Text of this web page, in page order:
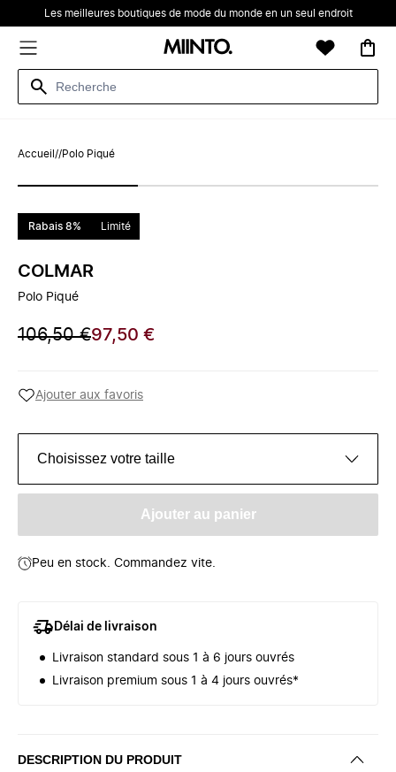
Les meilleures boutiques de mode du monde en un seul endroit
Accueil //Polo Piqué
Rabais 8% Limité
COLMAR
Polo Piqué
106,50 €97,50 €
Ajouter aux favoris
Choisissez votre taille
Ajouter au panier
Peu en stock. Commandez vite.
Délai de livraison
Livraison standard sous 1 à 6 jours ouvrés
Livraison premium sous 1 à 4 jours ouvrés*
DESCRIPTION DU PRODUIT